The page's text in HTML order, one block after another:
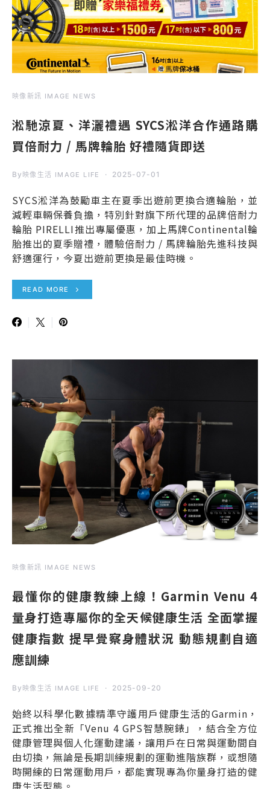
映像新訊 IMAGE NEWS
淞馳涼夏、洋灑禮遇 SYCS淞洋合作通路購
買倍耐力 / 馬牌輪胎 好禮隨貨即送
By 映像生活 IMAGE LIFE 2025-07-01
SYCS淞洋為鼓勵車主在夏季出遊前更換合適輪胎，並
減輕車輛保養負擔，特別針對旗下所代理的品牌倍耐力
輪胎 PIRELLI推出專屬優惠，加上馬牌Continental輪
胎推出的夏季贈禮，體驗倍耐力 / 馬牌輪胎先進科技與
舒適運行，今夏出遊前更換是最佳時機。
READ MORE
映像新訊 IMAGE NEWS
最懂你的健康教練上線！Garmin Venu 4
量身打造專屬你的全天候健康生活 全面掌握
健康指數 提早覺察身體狀況 動態規劃自適
應訓練
By 映像生活 IMAGE LIFE 2025-09-20
始終以科學化數據精準守護用戶健康生活的Garmin，
正式推出全新「Venu 4 GPS智慧腕錶」，結合全方位
健康管理與個人化運動建議，讓用戶在日常與運動間自
由切換，無論是長期訓練規劃的運動進階族群，或想隨
時開練的日常運動用戶，都能實現專為你量身打造的健
康生活型態。